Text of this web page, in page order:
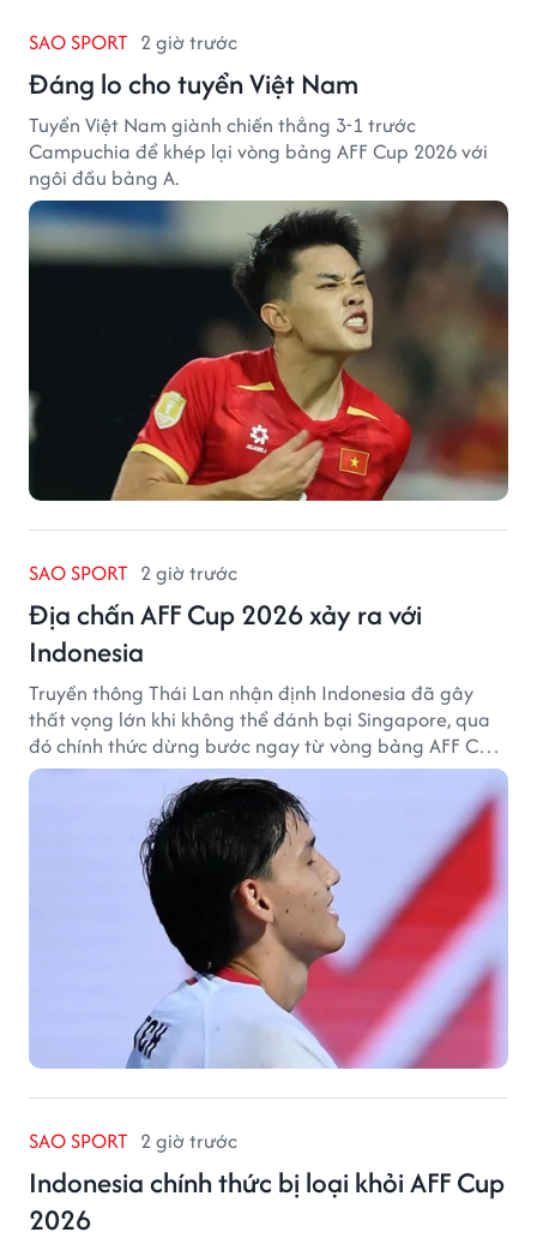
SAO SPORT 2 giờ trước
Đáng lo cho tuyển Việt Nam
Tuyển Việt Nam giành chiến thắng 3-1 trước
Campuchia để khép lại vòng bảng AFF Cup 2026 với
ngôi đầu bảng A.
SAO SPORT 2 giờ trước
Địa chấn AFF Cup 2026 xảy ra với
Indonesia
Truyền thông Thái Lan nhận định Indonesia đã gây
thất vọng lớn khi không thể đánh bại Singapore, qua
đó chính thức dừng bước ngay từ vòng bảng AFF Cup
2026.
SAO SPORT 2 giờ trước
Indonesia chính thức bị loại khỏi AFF Cup
2026